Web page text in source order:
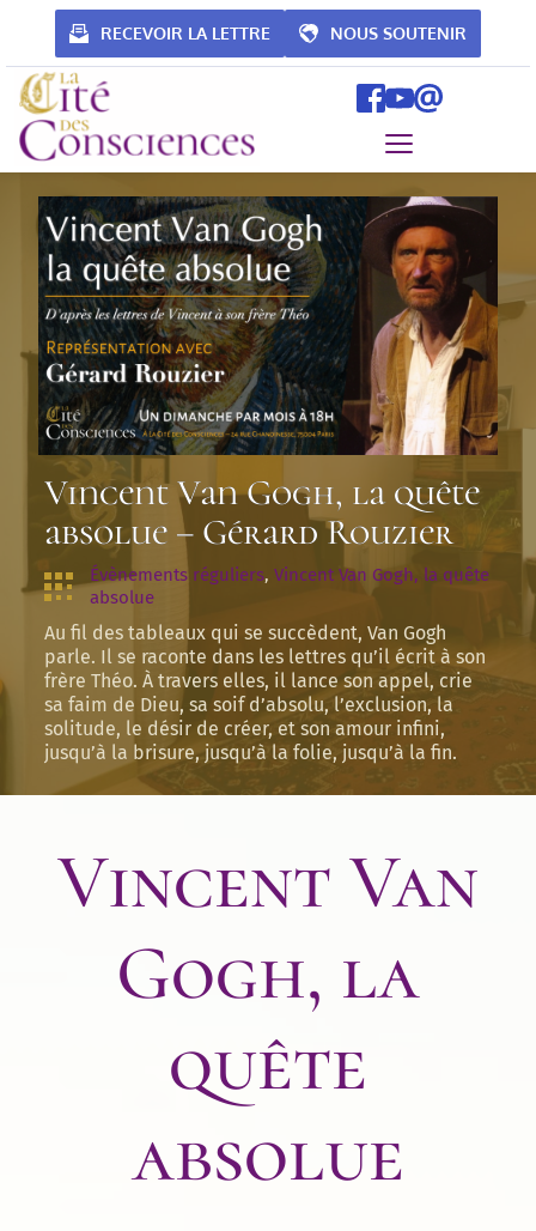
contenu
RECEVOIR LA LETTRE NOUS SOUTENIR
Vincent Van Gogh, la quête
absolue – Gérard Rouzier
Évènements réguliers, Vincent Van Gogh, la quête
absolue
Au fil des tableaux qui se succèdent, Van Gogh
parle. Il se raconte dans les lettres qu’il écrit à son
frère Théo. À travers elles, il lance son appel, crie
sa faim de Dieu, sa soif d’absolu, l’exclusion, la
solitude, le désir de créer, et son amour infini,
jusqu’à la brisure, jusqu’à la folie, jusqu’à la fin.
Vincent Van
Gogh, la
quête
absolue